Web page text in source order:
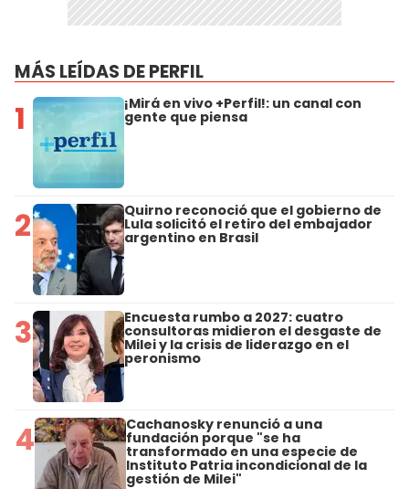
MÁS LEÍDAS DE PERFIL
1 ¡Mirá en vivo +Perfil!: un canal con
gente que piensa
2 Quirno reconoció que el gobierno de
Lula solicitó el retiro del embajador
argentino en Brasil
3 Encuesta rumbo a 2027: cuatro
consultoras midieron el desgaste de
Milei y la crisis de liderazgo en el
peronismo
4 Cachanosky renunció a una
fundación porque "se ha
transformado en una especie de
Instituto Patria incondicional de la
gestión de Milei"